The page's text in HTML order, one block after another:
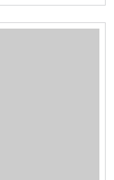
นรางวัลสูงสุด